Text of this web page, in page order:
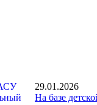
29.01.2026
На базе